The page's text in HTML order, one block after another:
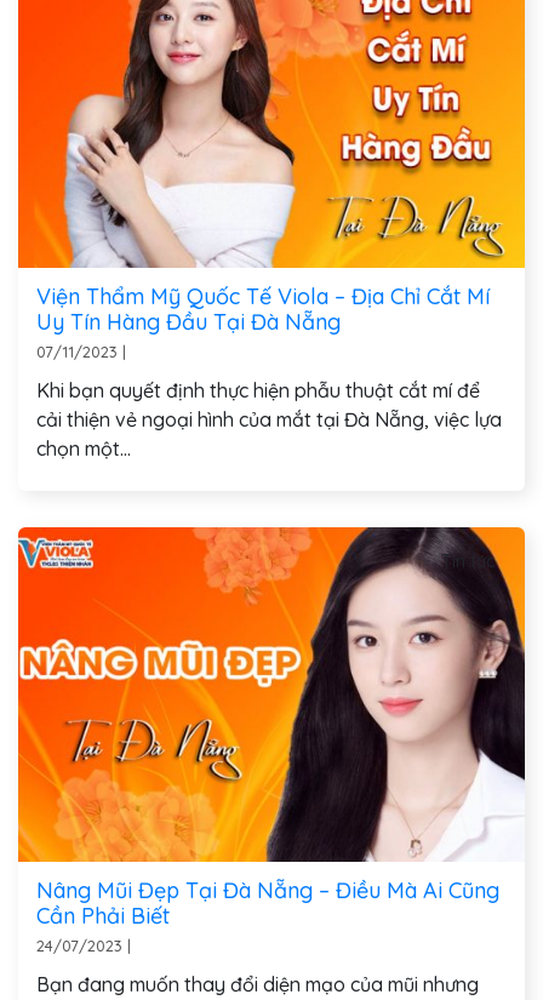
Viện Thẩm Mỹ Quốc Tế Viola – Địa Chỉ Cắt Mí
Uy Tín Hàng Đầu Tại Đà Nẵng
07/11/2023 |
Khi bạn quyết định thực hiện phẫu thuật cắt mí để
cải thiện vẻ ngoại hình của mắt tại Đà Nẵng, việc lựa
chọn một...
Tin tức
Nâng Mũi Đẹp Tại Đà Nẵng – Điều Mà Ai Cũng
Cần Phải Biết
24/07/2023 |
Bạn đang muốn thay đổi diện mạo của mũi nhưng